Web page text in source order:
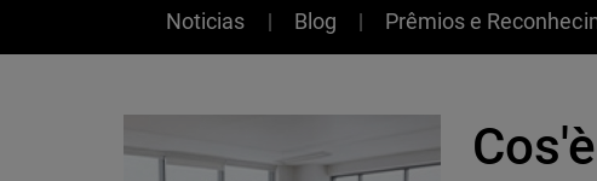
News
Noticias Blog Prêmios e